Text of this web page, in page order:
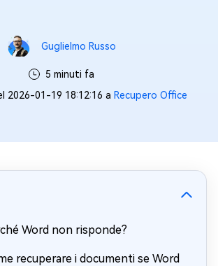
Guglielmo Russo
5 minuti fa
2026-01-19 18:12:16 a Recupero Office
Word non risponde?
recuperare i documenti se Word